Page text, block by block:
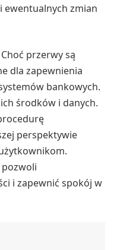
ewentualnych zmian
Choć przerwy są
dla zapewnienia
bankowych.
środków i danych.
perspektywie
i zapewnić spokój w